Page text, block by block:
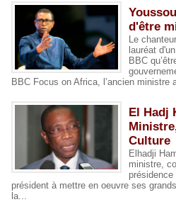
d'être
Le
lauréat
BBC
BBC Focus on Africa, l’ancien ministre
El Hadj
Culture
Elhadji
ministre,
président à mettre en oeuvre ses
la...